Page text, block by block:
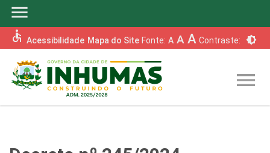
menu
accessible Acessibilidade Mapa do Site Fonte: A A A Contraste: brightness_6
menu